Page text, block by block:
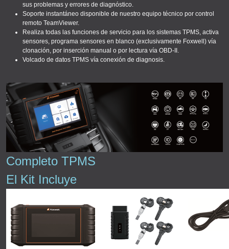
sus problemas y errores de diagnóstico.
Soporte instantáneo disponible de nuestro equipo técnico por control
remoto TeamViewer.
Realiza todas las funciones de servicio para los sistemas TPMS, activa
sensores, programa sensores en blanco (exclusivamente Foxwell) vía
clonación, por inserción manual o por lectura vía OBD-II.
Volcado de datos TPMS vía conexión de diagnosis.
Completo TPMS
El Kit Incluye